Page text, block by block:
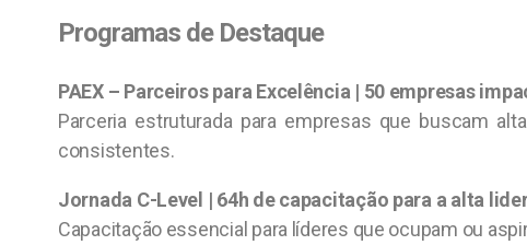
Programas de Destaque
PAEX – Parceiros para Excelência | 50 empresas
Parceria estruturada para empresas que buscam
consistentes.
Jornada C-Level | 64h de capacitação para a alta
Capacitação essencial para líderes que ocupam ou